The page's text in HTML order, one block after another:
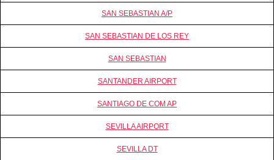
SAN SEBASTIAN A/P
SAN SEBASTIAN DE LOS REY
SAN SEBASTIAN
SANTANDER AIRPORT
SANTIAGO DE COM AP
SEVILLA AIRPORT
SEVILLA DT